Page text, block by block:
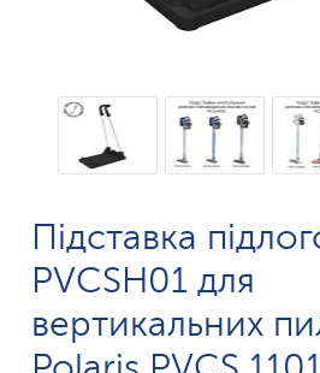
Підставка
PVCSH01 для
вертикальних